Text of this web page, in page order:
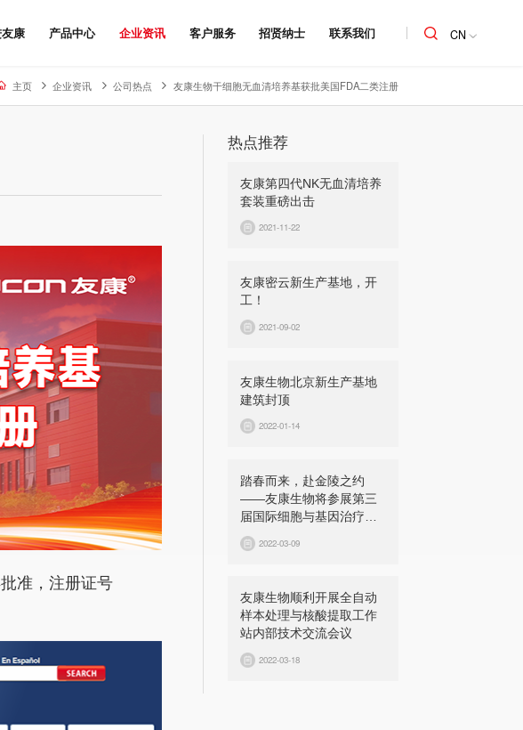
CN
康 产品中心 企业资讯 客户服务 招贤纳士 联系我们
主页 企业资讯 公司热点 友康生物干细胞无血清培养基获批美国FDA二类注册
准，注册证号
热点推荐
友康第四代NK无血清培养
套装重磅出击
2021-11-22
友康密云新生产基地，开
工！
2021-09-02
友康生物北京新生产基地
建筑封顶
2022-01-14
踏春而来，赴金陵之约
——友康生物将参展第三
届国际细胞与基因治疗中
国峰会（CGCS 2022）
2022-03-09
友康生物顺利开展全自动
样本处理与核酸提取工作
站内部技术交流会议
2022-03-18